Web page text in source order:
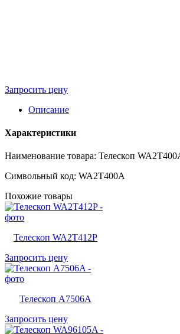
Запросить цену
Описание
Характеристики
Наименование товара: Телескоп
Символьный код: WA2T400A
Похожие товары
Телескоп WA2T412P
Запросить цену
Телескоп A7506A
Запросить цену